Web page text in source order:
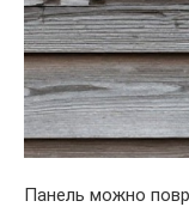
Панель можно